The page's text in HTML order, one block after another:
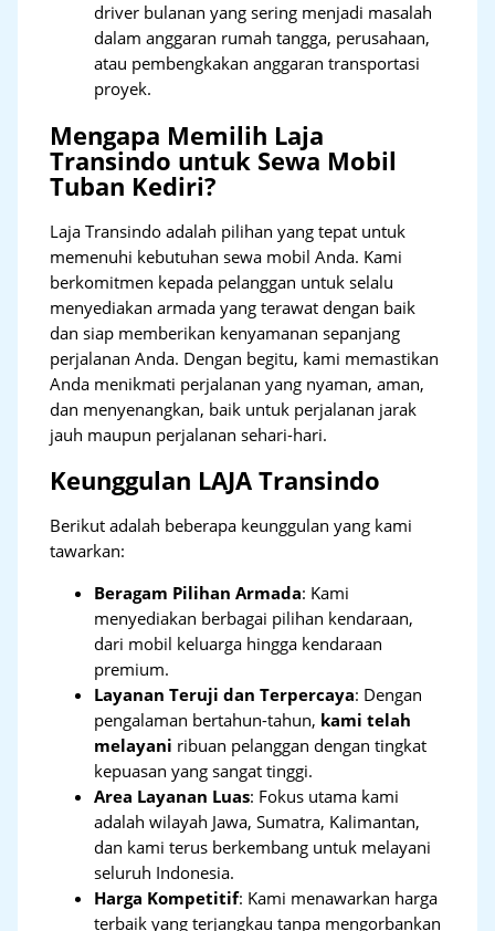
driver bulanan yang sering menjadi masalah
dalam anggaran rumah tangga, perusahaan,
atau pembengkakan anggaran transportasi
proyek.
Mengapa Memilih Laja
Transindo untuk Sewa Mobil
Tuban Kediri?
Laja Transindo adalah pilihan yang tepat untuk
memenuhi kebutuhan sewa mobil Anda. Kami
berkomitmen kepada pelanggan untuk selalu
menyediakan armada yang terawat dengan baik
dan siap memberikan kenyamanan sepanjang
perjalanan Anda. Dengan begitu, kami memastikan
Anda menikmati perjalanan yang nyaman, aman,
dan menyenangkan, baik untuk perjalanan jarak
jauh maupun perjalanan sehari-hari.
Keunggulan LAJA Transindo
Berikut adalah beberapa keunggulan yang kami
tawarkan:
Beragam Pilihan Armada: Kami
menyediakan berbagai pilihan kendaraan,
dari mobil keluarga hingga kendaraan
premium.
Layanan Teruji dan Terpercaya: Dengan
pengalaman bertahun-tahun, kami telah
melayani ribuan pelanggan dengan tingkat
kepuasan yang sangat tinggi.
Area Layanan Luas: Fokus utama kami
adalah wilayah Jawa, Sumatra, Kalimantan,
dan kami terus berkembang untuk melayani
seluruh Indonesia.
Harga Kompetitif: Kami menawarkan harga
terbaik yang terjangkau tanpa mengorbankan